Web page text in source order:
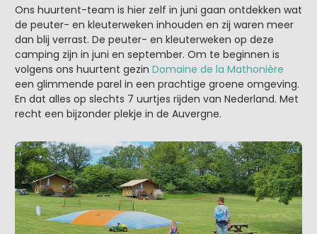
Ons huurtent-team is hier zelf in juni gaan ontdekken wat
de peuter- en kleuterweken inhouden en zij waren meer
dan blij verrast. De peuter- en kleuterweken op deze
camping zijn in juni en september. Om te beginnen is
volgens ons huurtent gezin Domaine de la Mathonière
een glimmende parel in een prachtige groene omgeving.
En dat alles op slechts 7 uurtjes rijden van Nederland. Met
recht een bijzonder plekje in de Auvergne.